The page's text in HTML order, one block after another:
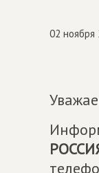
02 ноября